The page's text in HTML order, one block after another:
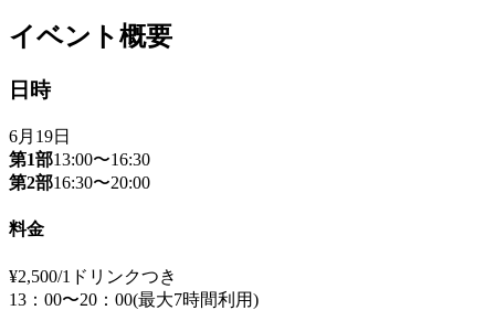
イベント概要
日時
6月19日
第1部13:00〜16:30
第2部16:30〜20:00
料金
¥2,500/1ドリンクつき
13：00〜20：00(最大7時間利用)